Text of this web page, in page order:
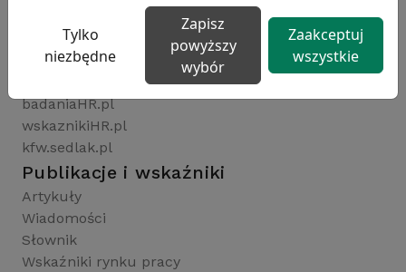
Rynekpracy.pl
sedlak.pl
wynagrodzenia.pl
raportyplacowe.pl
badaniaHR.pl
wskaznikiHR.pl
kfw.sedlak.pl
Publikacje i wskaźniki
Artykuły
Wiadomości
Słownik
Wskaźniki rynku pracy
Tylko
niezbędne
Zapisz
powyższy
wybór
Zaakceptuj
wszystkie